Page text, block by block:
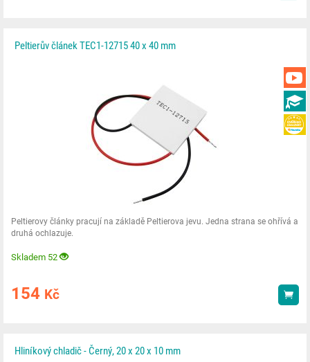
Peltierův článek TEC1-12715 40 x 40 mm
Peltierovy články pracují na základě Peltierova jevu. Jedna strana se ohřívá a
druhá ochlazuje.
Skladem 52
154 Kč
Hliníkový chladič - Černý, 20 x 20 x 10 mm